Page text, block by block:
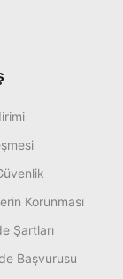
Korunması
Şartları
Başvurusu